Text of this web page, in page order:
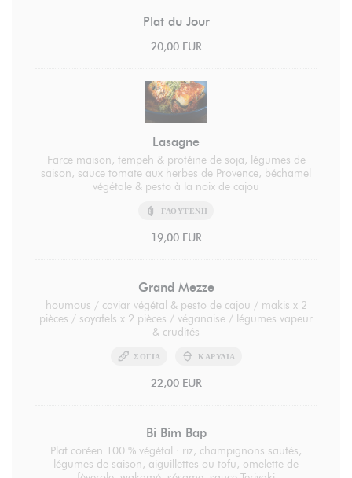
Plat du Jour
20,00 EUR
Lasagne
Farce maison, tempeh & protéine de soja, légumes de
saison, sauce tomate aux herbes de Provence, béchamel
végétale & pesto à la noix de cajou
ΓΛΟΥΤΈΝΗ
19,00 EUR
Grand Mezze
houmous / caviar végétal & pesto de cajou / makis x 2
pièces / soyafels x 2 pièces / véganaise / légumes vapeur
& crudités
ΣΌΓΙΑ ΚΑΡΎΔΙΑ
22,00 EUR
Bi Bim Bap
Plat coréen 100 % végétal : riz, champignons sautés,
légumes de saison, aiguillettes ou tofu, omelette de